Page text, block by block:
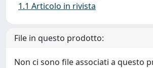
1.1 Articolo in rivista
File in questo prodotto:
Non ci sono file associati a questo